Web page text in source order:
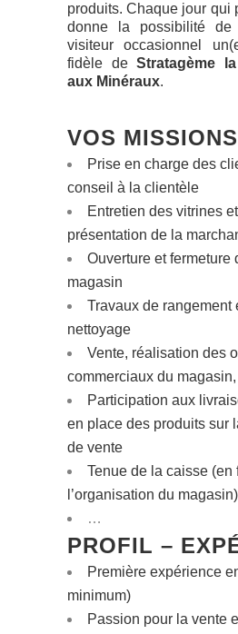
produits. Chaque jour qui
donne la possibilité de
visiteur occasionnel
fidèle de Stratagème
aux Minéraux.
VOS MISSIONS
Prise en charge des
conseil à la clientèle
Entretien des vitrines
présentation de la
Ouverture et fermeture
magasin
Travaux de rangement
nettoyage
Vente, réalisation des
commerciaux du magasin,
Participation aux
en place des produits sur
de vente
Tenue de la caisse (en
l’organisation du magasin)
…
PROFIL –
Première expérience
minimum)
Passion pour la vente